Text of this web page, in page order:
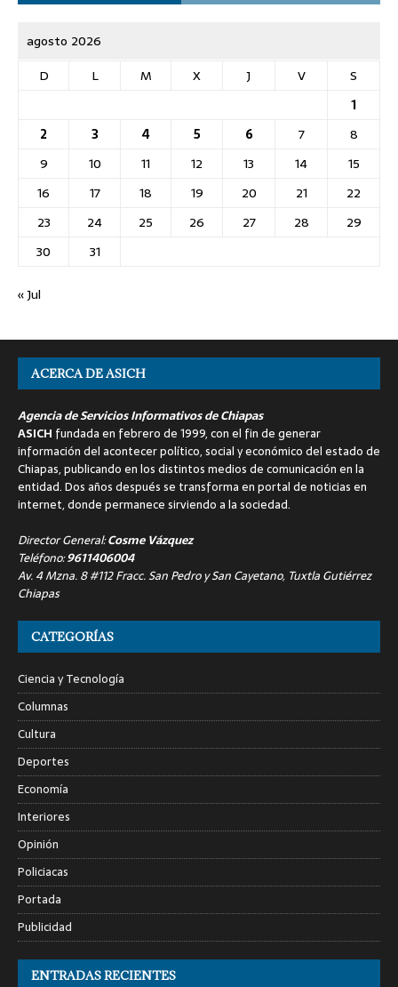
agosto 2026
D
L M X J V
S
1
2
3 4 5 6 7
8
9
10 11 12 13 14
15
16
17 18 19 20 21
22
23
24 25 26 27 28
29
30
31
« Jul
ACERCA DE ASICH
Agencia de Servicios Informativos de Chiapas
ASICH fundada en febrero de 1999, con el fin de generar
información del acontecer político, social y económico del estado de
Chiapas, publicando en los distintos medios de comunicación en la
entidad. Dos años después se transforma en portal de noticias en
internet, donde permanece sirviendo a la sociedad.
Director General:Cosme Vázquez
Teléfono:9611406004
Av. 4 Mzna. 8 #112 Fracc. San Pedro y San Cayetano, Tuxtla Gutiérrez
Chiapas
CATEGORÍAS
Ciencia y Tecnología
Columnas
Cultura
Deportes
Economía
Interiores
Opinión
Policiacas
Portada
Publicidad
ENTRADAS RECIENTES